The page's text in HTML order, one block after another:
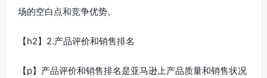
场的空白点和竞争优势。
【h2】2.产品评价和销售排名
【p】产品评价和销售排名是亚马逊上产品质量和销售状况